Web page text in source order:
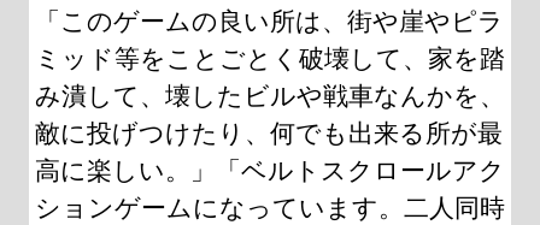
「このゲームの良い所は、街や崖やピラ
ミッド等をことごとく破壊して、家を踏
み潰して、壊したビルや戦車なんかを、
敵に投げつけたり、何でも出来る所が最
高に楽しい。」「ベルトスクロールアク
ションゲームになっています。二人同時